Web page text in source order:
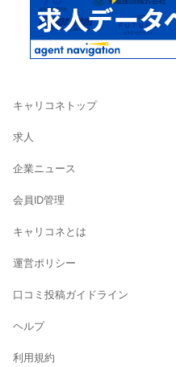
キャリコネトップ
求人
企業ニュース
会員ID管理
キャリコネとは
運営ポリシー
口コミ投稿ガイドライン
ヘルプ
利用規約